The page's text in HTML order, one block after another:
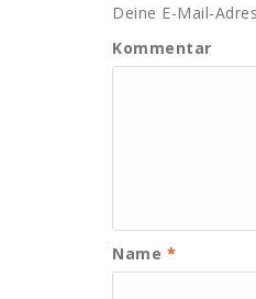
Deine E-Mail-
Kommentar
Name *